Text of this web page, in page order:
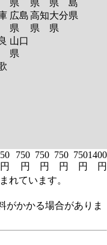
県
広島
県
山口
県
県
高知
県
県
大分
県
島
県
円
750
円
750
円
750
円
750
円
1400
円
れています。
がかかる場合がありま